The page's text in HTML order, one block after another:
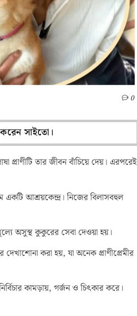
0
সাইতো।
প্রাণীটি তার জীবন বাঁচিয়ে দেয়। এরপরেই
আশ্রয়কেন্দ্র। নিজের বিলাসবহুল
অসুস্থ কুকুরের সেবা দেওয়া হয়।
করা হয়, যা অনেক প্রাণীপ্রেমীর
কামড়ায়, গর্জন ও চিৎকার করে।